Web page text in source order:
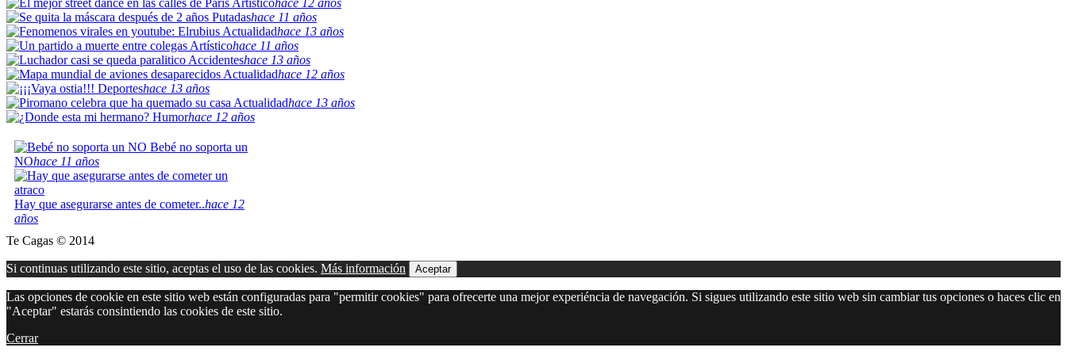
Artísticohace 12 años
Putadashace 11 años
Actualidadhace 13 años
Artísticohace 11 años
Accidenteshace 13 años
Actualidadhace 12 años
Deporteshace 13 años
Actualidadhace 13 años
Humorhace 12 años
Bebé no soporta un
NOhace 11 años
Hay que asegurarse antes de cometer..hace 12
años
Te Cagas © 2014
Si continuas utilizando este sitio, aceptas el uso de las cookies. Más información Aceptar
Las opciones de cookie en este sitio web están configuradas para "permitir cookies" para ofrecerte una mejor experiéncia de navegación. Si sigues utilizando este sitio web sin cambiar tus opciones o haces clic en
"Aceptar" estarás consintiendo las cookies de este sitio.
Cerrar